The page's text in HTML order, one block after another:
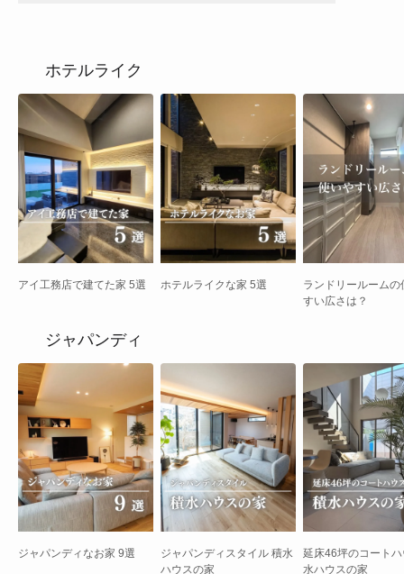
ホテルライク
アイ工務店で建てた家 5選 ホテルライクな家 5選
ランドリールームの
すい広さは？
ジャパンディ
ジャパンディなお家 9選
ジャパンディスタイル 積水
ハウスの家
延床46坪のコート
水ハウスの家